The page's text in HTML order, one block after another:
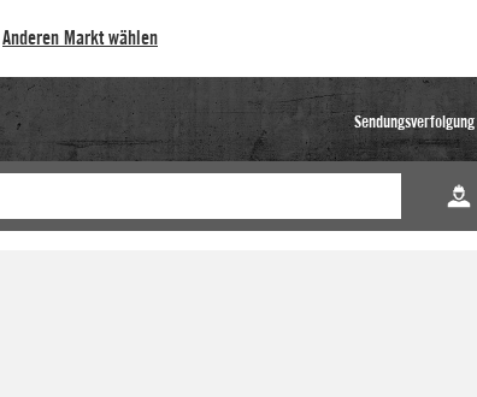
Anderen Markt wählen
Sendungsverfolgung